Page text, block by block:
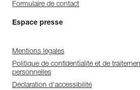
Formulaire de contact
Espace presse
Mentions légales
Politique de confidentialité et de
personnelles
Déclaration d'accessibilité